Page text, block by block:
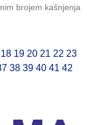
brojem kašnjenja
18 19 20 21 22 23
38 39 40 41 42